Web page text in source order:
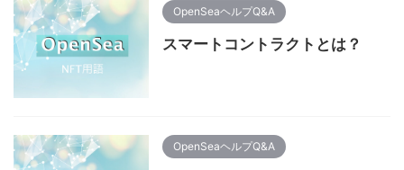
OpenSeaヘルプQ&A
スマートコントラクトとは？
OpenSeaヘルプQ&A